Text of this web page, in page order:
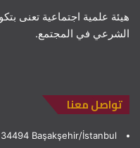
هيئة علمية اجتماعية تعنى
الشرعي في المجتمع.
تواصل معنا
34494 Başakşehir/İstanbul